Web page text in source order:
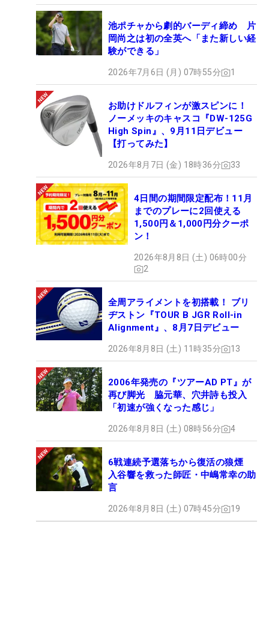
池ポチャから劇的バーディ締め 片
岡尚之は初の全英へ「また新しい経
験ができる」
2026年7月6日 (月) 07時55分 1
お助けドルフィンが激スピンに！
ノーメッキのキャスコ『DW-125G
High Spin』、9月11日デビュー
【打ってみた】
2026年8月7日 (金) 18時36分 33
4日間の期間限定配布！11月
までのプレーに2回使える
1,500円＆1,000円分クーポ
ン！
2026年8月8日 (土) 06時00分
2
全周アライメントを初搭載！ ブリ
ヂストン『TOUR B JGR Roll-in
Alignment』、8月7日デビュー
2026年8月8日 (土) 11時35分 13
2006年発売の『ツアーAD PT』が
再び脚光 脇元華、穴井詩も投入
「初速が強くなった感じ」
2026年8月8日 (土) 08時56分 4
6戦連続予選落ちから復活の狼煙
入谷響を救った師匠・中嶋常幸の助
言
2026年8月8日 (土) 07時45分 19